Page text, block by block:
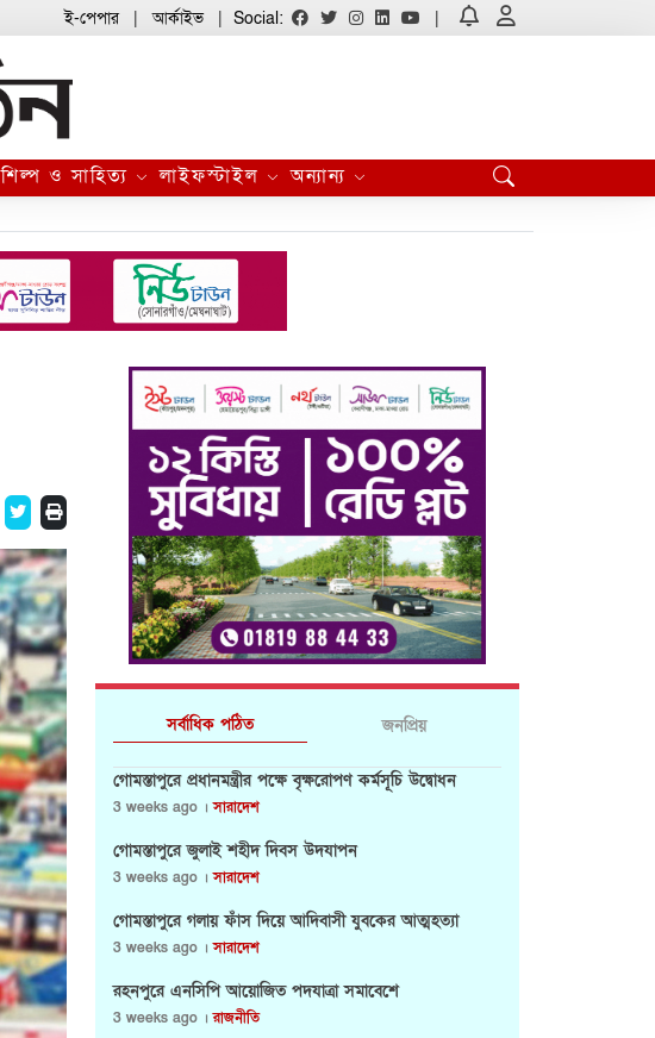
ই-পেপার আর্কাইভ Social:
শিল্প ও সাহিত্য লাইফস্টাইল অন্যান্য
সর্বাধিক পঠিত জনপ্রিয়
গোমস্তাপুরে প্রধানমন্ত্রীর পক্ষে বৃক্ষরোপণ কর্মসূচি উদ্বোধন
3 weeks ago ।সারাদেশ
গোমস্তাপুরে জুলাই শহীদ দিবস উদযাপন
3 weeks ago ।সারাদেশ
গোমস্তাপুরে গলায় ফাঁস দিয়ে আদিবাসী যুবকের আত্মহত্যা
3 weeks ago ।সারাদেশ
রহনপুরে এনসিপি আয়োজিত পদযাত্রা সমাবেশে
3 weeks ago ।রাজনীতি